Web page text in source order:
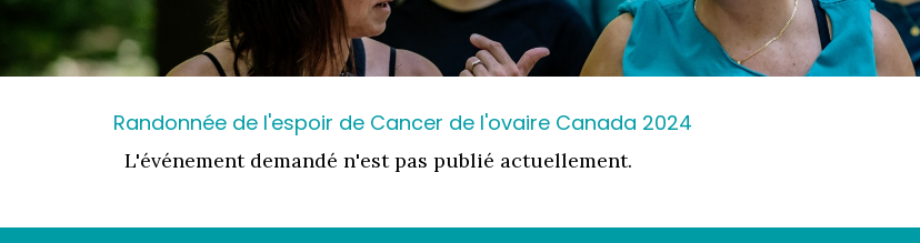
Randonnée de l'espoir de Cancer de l'ovaire Canada 2024
L'événement demandé n'est pas publié actuellement.